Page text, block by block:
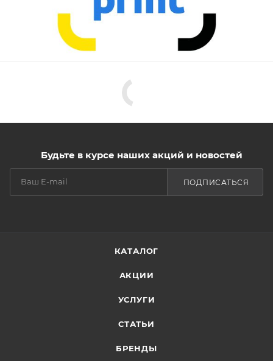
Будьте в курсе наших акций и новостей
ПОДПИСАТЬСЯ
КАТАЛОГ
АКЦИИ
УСЛУГИ
СТАТЬИ
БРЕНДЫ